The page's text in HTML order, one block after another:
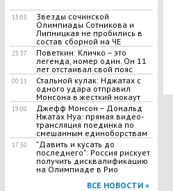
13:05
Звезды сочинской
Олимпиады Сотникова и
Липницкая не пробились в
состав сборной на ЧЕ
23:37
Поветкин: Кличко – это
легенда, номер один. Он 11
лет отстаивал свой пояс
00:11
Стальной кулак: Нджатах с
одного удара отправил
Монсона в жесткий нокаут
19:00
Джефф Монсон – Дональд
Нжатах Нуа: прямая видео-
трансляция поединка по
смешанным единоборствам
17:50
"Давить и кусать до
последнего": Россия рискует
получить дисквалификацию
на Олимпиаде в Рио
ВСЕ НОВОСТИ »